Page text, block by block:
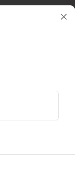
y Queso
use cookies a fin